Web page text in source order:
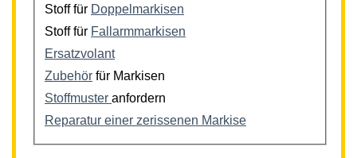
Stoff für Doppelmarkisen
Stoff für Fallarmmarkisen
Ersatzvolant
Zubehör für Markisen
Stoffmuster anfordern
Reparatur einer zerissenen Markise